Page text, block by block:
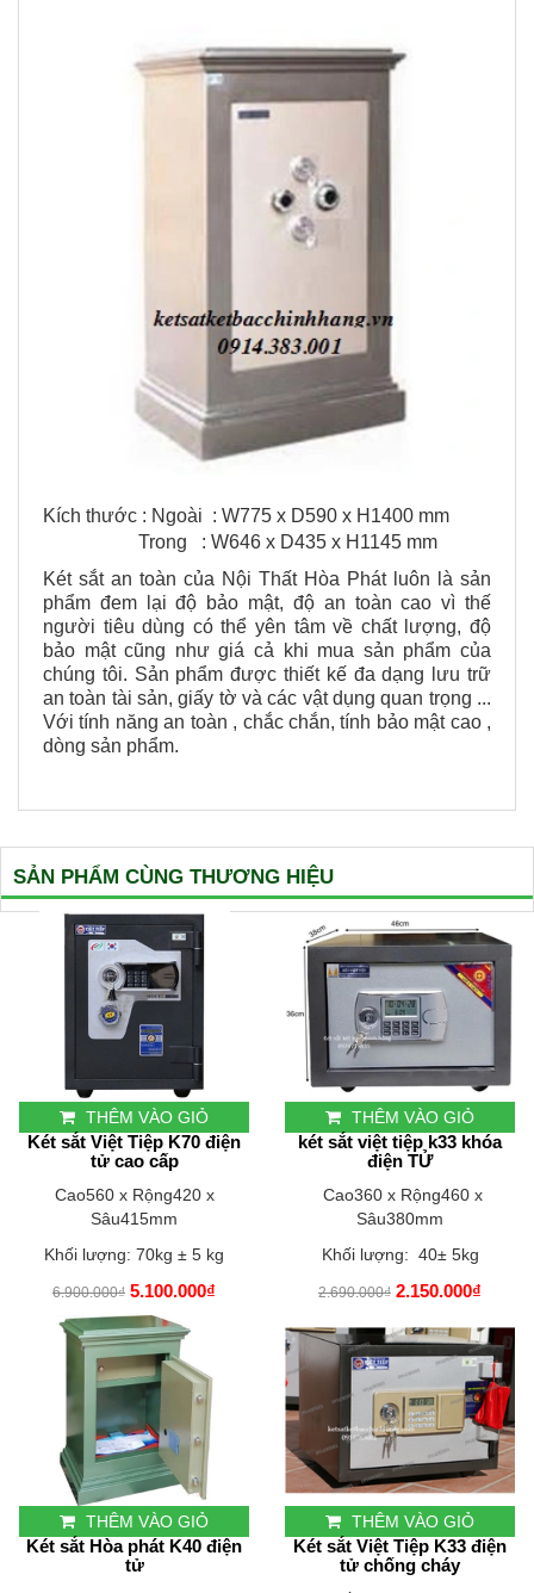
Kích thước : Ngoài : W775 x D590 x H1400 mm
Trong : W646 x D435 x H1145 mm
Két sắt an toàn của Nội Thất Hòa Phátluôn là sản
phẩm đem lại độ bảo mật, độ an toàn cao vì thế
người tiêu dùng có thể yên tâm về chất lượng, độ
bảo mật cũng như giá cả khi mua sản phẩm của
chúng tôi. Sản phẩm được thiết kế đa dạng lưu trữ
an toàn tài sản, giấy tờ và các vật dụng quan trọng ...
Với tính năng an toàn , chắc chắn, tính bảo mật cao ,
dòng sản phẩm.
SẢN PHẨM CÙNG THƯƠNG HIỆU
THÊM VÀO GIỎ
Két sắt Việt Tiệp K70 điện
tử cao cấp
Cao560 x Rộng420 x
Sâu415mm
Khối lượng: 70kg ± 5 kg
6.900.000₫ 5.100.000₫
THÊM VÀO GIỎ
két sắt việt tiệp k33 khóa
điện TỬ
Cao360 x Rộng460 x
Sâu380mm
Khối lượng: 40± 5kg
2.690.000₫ 2.150.000₫
THÊM VÀO GIỎ
Két sắt Hòa phát K40 điện
tử
THÊM VÀO GIỎ
Két sắt Việt Tiệp K33 điện
tử chống cháy